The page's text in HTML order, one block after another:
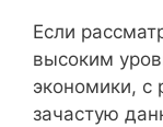
Если
высоким
экономики, с
зачастую